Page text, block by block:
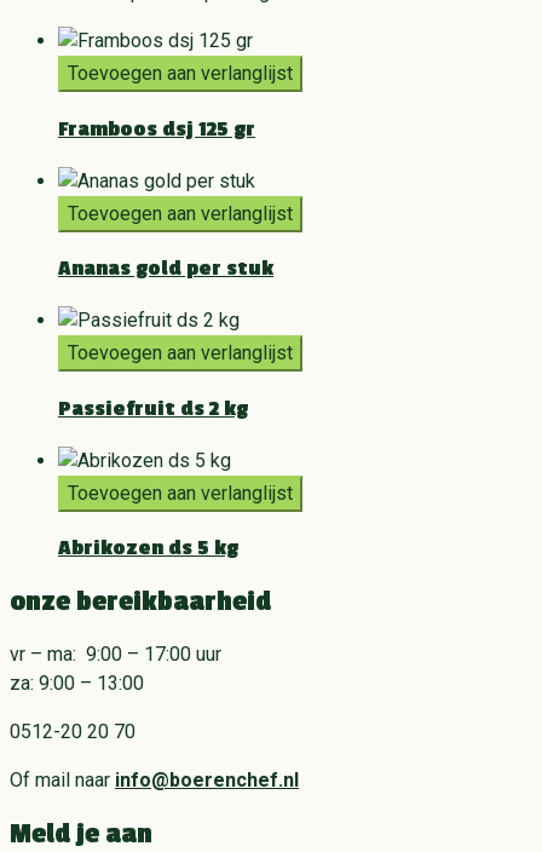
Toevoegen aan verlanglijst
Framboos dsj 125 gr
Toevoegen aan verlanglijst
Ananas gold per stuk
Toevoegen aan verlanglijst
Passiefruit ds 2 kg
Toevoegen aan verlanglijst
Abrikozen ds 5 kg
onze bereikbaarheid
vr – ma: 9:00 – 17:00 uur
za: 9:00 – 13:00
0512-20 20 70
Of mail naar info@boerenchef.nl
Meld je aan